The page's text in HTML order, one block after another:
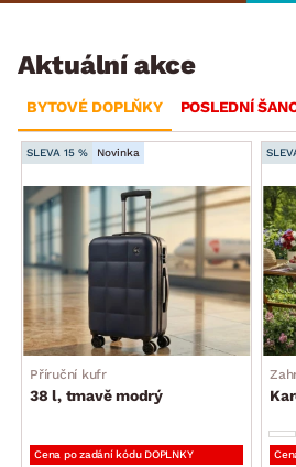
Aktuální akce
BYTOVÉ DOPLŇKY POSLEDNÍ
SLEVA 15 % Novinka
Příruční kufr
38 l, tmavě modrý
Cena po zadání kódu DOPLNKY